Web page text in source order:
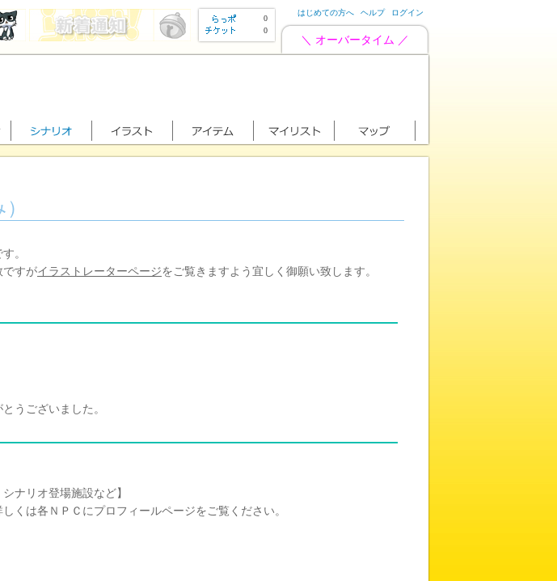
0
0
はじめての方へ ヘルプ ログイン
＼ オーバータイム ／
。
すがイラストレーターページをご覧きますよう宜しく御願い致します。
うございました。
ナリオ登場施設など】
くは各ＮＰＣにプロフィールページをご覧ください。